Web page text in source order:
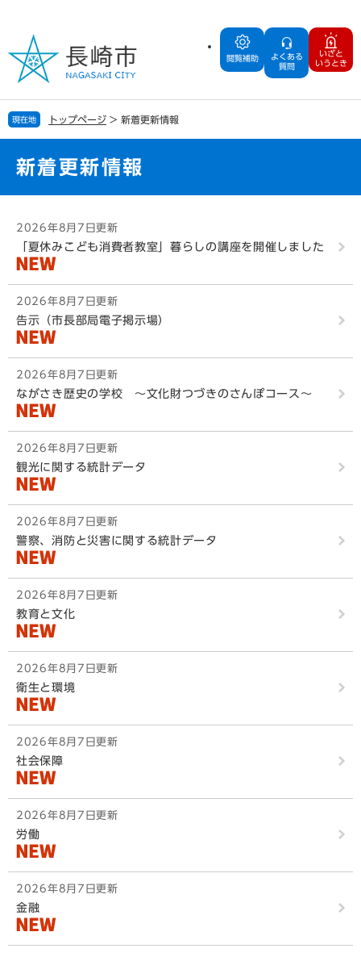
の
で
す
ー
ば
し
へ
閲覧補助
よくある
質問
いざと
いうとき
現在地 トップページ > 新着更新情報
新着更新情報
2026年8月7日更新
「夏休みこども消費者教室」暮らしの講座を開催しました
2026年8月7日更新
告示（市長部局電子掲示場）
2026年8月7日更新
ながさき歴史の学校 ～文化財つづきのさんぽコース～
2026年8月7日更新
観光に関する統計データ
2026年8月7日更新
警察、消防と災害に関する統計データ
2026年8月7日更新
教育と文化
2026年8月7日更新
衛生と環境
2026年8月7日更新
社会保障
2026年8月7日更新
労働
2026年8月7日更新
金融